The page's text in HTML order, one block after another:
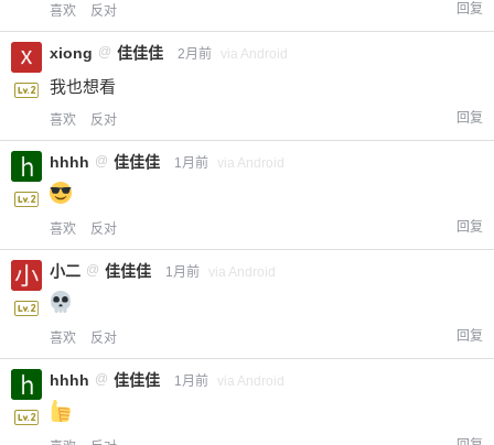
喜欢 反对 回复
xiong @ 佳佳佳 2月前 via Android
我也想看
喜欢 反对 回复
hhhh @ 佳佳佳 1月前 via Android
喜欢 反对 回复
小二 @ 佳佳佳 1月前 via Android
喜欢 反对 回复
hhhh @ 佳佳佳 1月前 via Android